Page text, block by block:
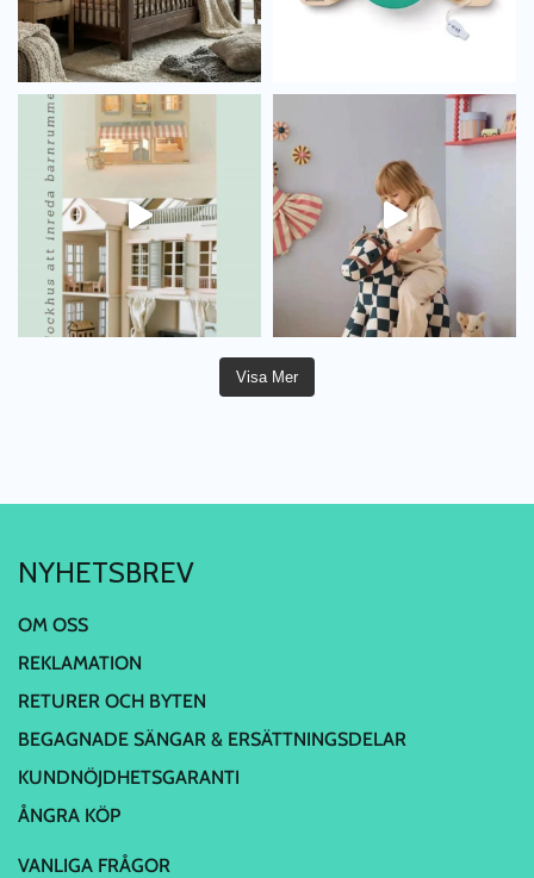
Visa Mer
NYHETSBREV
OM OSS
REKLAMATION
RETURER OCH BYTEN
BEGAGNADE SÄNGAR & ERSÄTTNINGSDELAR
KUNDNÖJDHETSGARANTI
ÅNGRA KÖP
VANLIGA FRÅGOR